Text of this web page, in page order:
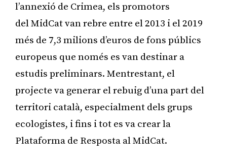
l’annexió de Crimea, els promotors
del MidCat van rebre entre el 2013 i el 2019
més de 7,3 milions d’euros de fons públics
europeus que només es van destinar a
estudis preliminars. Mentrestant, el
projecte va generar el rebuig d’una part del
territori català, especialment dels grups
ecologistes, i fins i tot es va crear la
Plataforma de Resposta al MidCat.